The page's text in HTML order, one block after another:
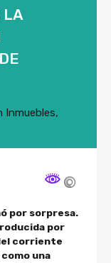
LA
Inmuebles,
por sorpresa.
por
corriente
una